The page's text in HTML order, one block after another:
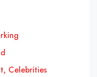
Celebrities